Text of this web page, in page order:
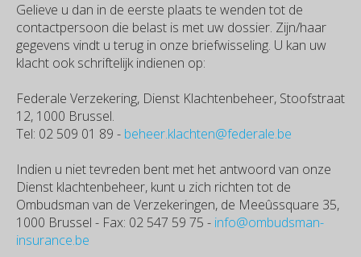
Gelieve u dan in de eerste plaats te wenden tot de
contactpersoon die belast is met uw dossier. Zijn/haar
gegevens vindt u terug in onze briefwisseling. U kan uw
klacht ook schriftelijk indienen op:
Federale Verzekering, Dienst Klachtenbeheer, Stoofstraat
12, 1000 Brussel.
Tel: 02 509 01 89 - beheer.klachten@federale.be
Indien u niet tevreden bent met het antwoord van onze
Dienst klachtenbeheer, kunt u zich richten tot de
Ombudsman van de Verzekeringen, de Meeûssquare 35,
1000 Brussel - Fax: 02 547 59 75 - info@ombudsman-
insurance.be